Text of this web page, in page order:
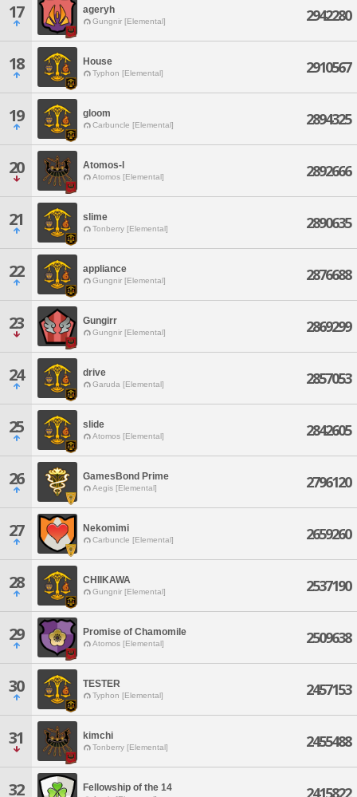
17 ageryh
Gungnir [Elemental] 2942280
18 House
Typhon [Elemental] 2910567
19 gloom
Carbuncle [Elemental] 2894325
20 Atomos-l
Atomos [Elemental] 2892666
21 slime
Tonberry [Elemental] 2890635
22 appliance
Gungnir [Elemental] 2876688
23 Gungirr
Gungnir [Elemental] 2869299
24 drive
Garuda [Elemental] 2857053
25 slide
Atomos [Elemental] 2842605
26 GamesBond Prime
Aegis [Elemental] 2796120
27 Nekomimi
Carbuncle [Elemental] 2659260
28 CHIIKAWA
Gungnir [Elemental] 2537190
29 Promise of Chamomile
Atomos [Elemental] 2509638
30 TESTER
Typhon [Elemental] 2457153
31 kimchi
Tonberry [Elemental] 2455488
32 Fellowship of the 14 2415822